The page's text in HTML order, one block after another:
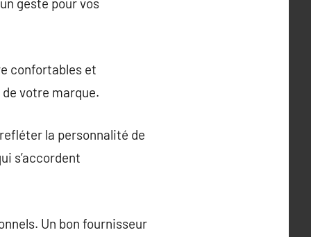
confortables et
votre marque.
la personnalité de
s’accordent
Un bon fournisseur